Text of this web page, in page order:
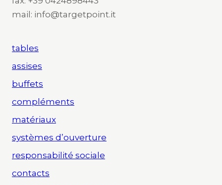
mail: info@targetpoint.it
tables
assises
buffets
compléments
matériaux
systèmes d’ouverture
responsabilité sociale
contacts